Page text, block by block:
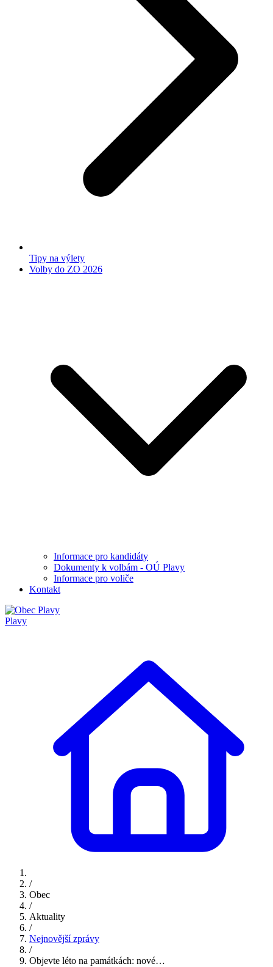
Tipy na výlety
Volby do ZO 2026
Informace pro kandidáty
Dokumenty k volbám - OÚ Plavy
Informace pro voliče
Kontakt
Plavy
/
Obec
/
Aktuality
/
Nejnovější zprávy
/
Objevte léto na památkách: nové…